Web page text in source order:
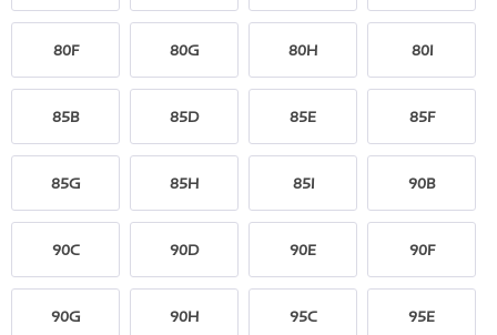
80F 80G 80H 80I
85B 85D 85E 85F
85G 85H 85I 90B
90C 90D 90E 90F
90G 90H 95C 95E